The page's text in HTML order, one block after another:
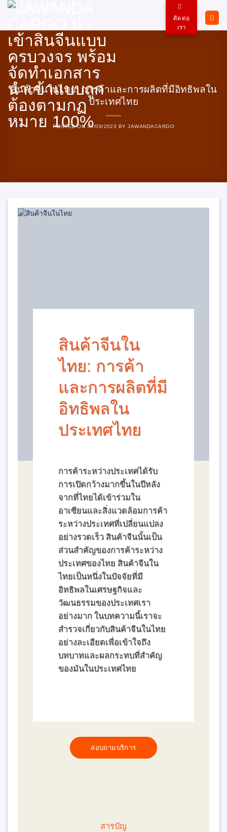
ข้าม
เนื้อหา
ติดต่อ
เรา
สินค้าจีนในไทย: การค้าและการผลิตที่มีอิทธิพลใน
ประเทศไทย
POSTED ON 30/09/2023 BYJAWANDACARGO
สินค้าจีนใน
ไทย: การค้า
และการผลิตที่มี
อิทธิพลใน
ประเทศไทย
การค้าระหว่างประเทศได้รับ
การเปิดกว้างมากขึ้นในปีหลัง
จากที่ไทยได้เข้าร่วมใน
อาเซียนและสิ่งแวดล้อมการค้า
ระหว่างประเทศที่เปลี่ยนแปลง
อย่างรวดเร็ว สินค้าจีนนั้นเป็น
ส่วนสำคัญของการค้าระหว่าง
ประเทศของไทย สินค้าจีนใน
ไทยเป็นหนึ่งในปัจจัยที่มี
อิทธิพลในเศรษฐกิจและ
วัฒนธรรมของประเทศเรา
อย่างมาก ในบทความนี้เราจะ
สำรวจเกี่ยวกับสินค้าจีนในไทย
อย่างละเอียดเพื่อเข้าใจถึง
บทบาทและผลกระทบที่สำคัญ
ของมันในประเทศไทย
สอบถามบริการ
สารบัญ